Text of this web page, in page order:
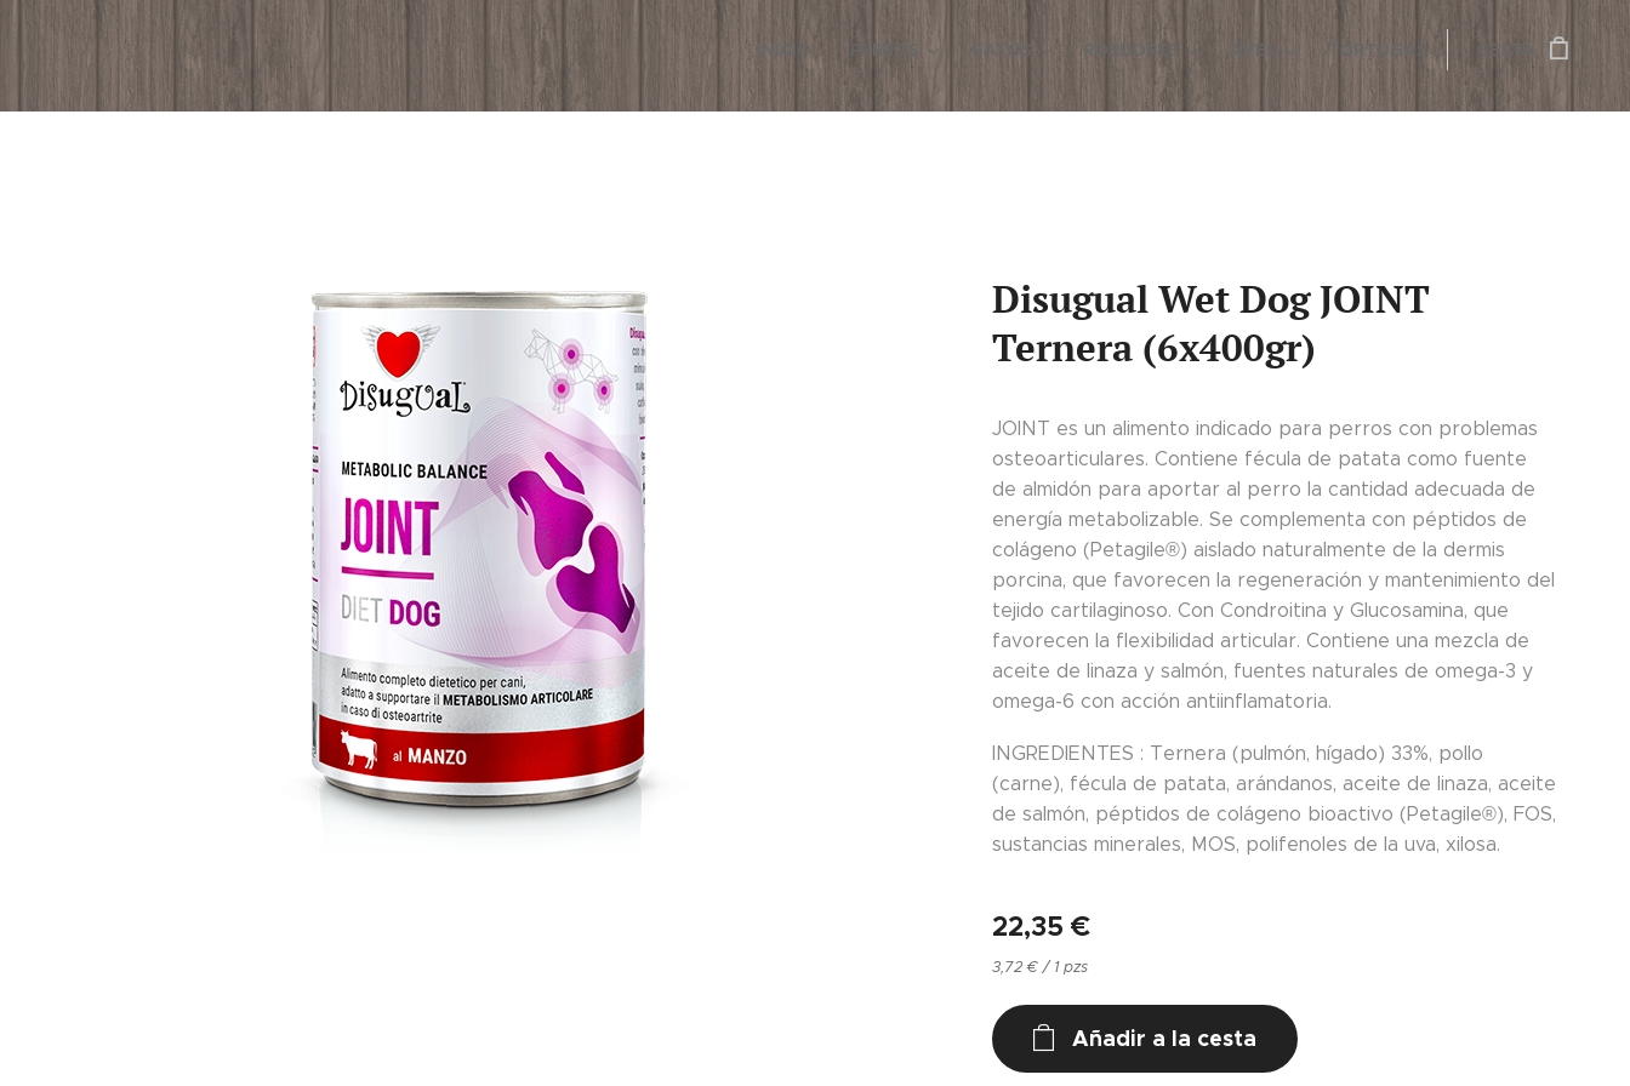
INICIO PERROS GATOS ROEDORES AVES TORTUGAS CESTA
Disugual Wet Dog JOINT
Ternera (6x400gr)
JOINT es un alimento indicado para perros con problemas
osteoarticulares. Contiene fécula de patata como fuente
de almidón para aportar al perro la cantidad adecuada de
energía metabolizable. Se complementa con péptidos de
colágeno (Petagile®) aislado naturalmente de la dermis
porcina, que favorecen la regeneración y mantenimiento del
tejido cartilaginoso. Con Condroitina y Glucosamina, que
favorecen la flexibilidad articular. Contiene una mezcla de
aceite de linaza y salmón, fuentes naturales de omega-3 y
omega-6 con acción antiinflamatoria.
INGREDIENTES : Ternera (pulmón, hígado) 33%, pollo
(carne), fécula de patata, arándanos, aceite de linaza, aceite
de salmón, péptidos de colágeno bioactivo (Petagile®), FOS,
sustancias minerales, MOS, polifenoles de la uva, xilosa.
22,35 €
3,72 € / 1 pzs
Añadir a la cesta